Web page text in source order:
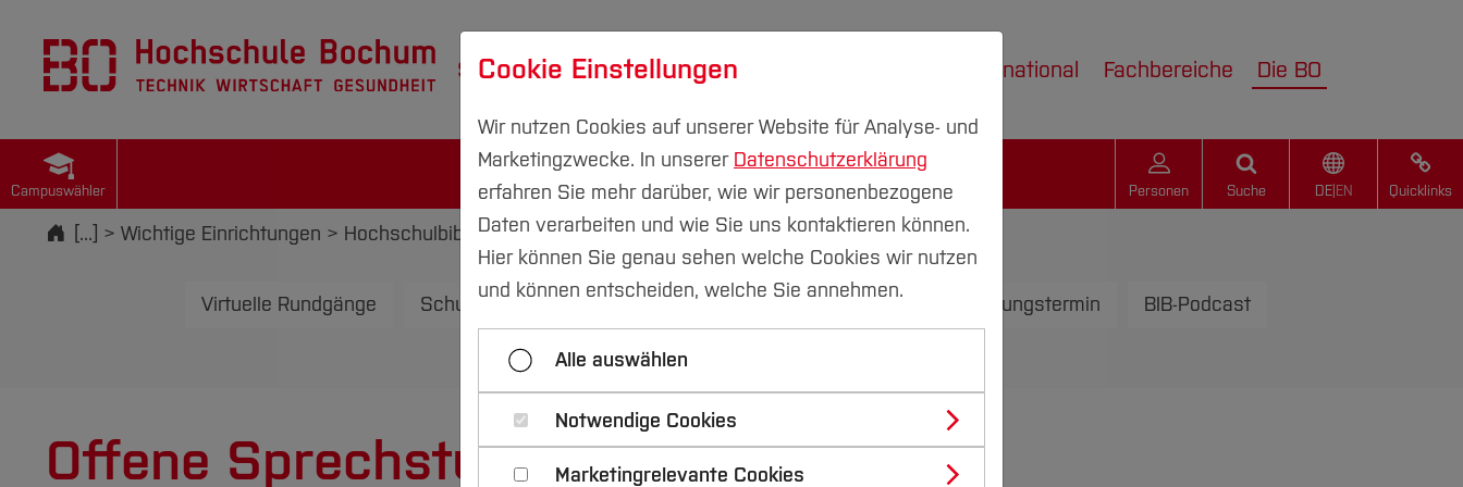
Studium Forschung & Transfer International Fachbereiche Die BO
Campuswähler Personen Suche DE| EN Quicklinks
Startseite
[...] Wichtige Einrichtungen Hochschulbibliothek Schulung & Beratung Offene Sprechstunde
Virtuelle Rundgänge Schulungen Moodlekurse Offene Sprechstunde Beratungstermin BIB-Podcast
Offene Sprechstunde
Cookie Einstellungen
Wir nutzen Cookies auf unserer Website für Analyse- und
Marketingzwecke. In unserer Datenschutzerklärung
erfahren Sie mehr darüber, wie wir personenbezogene
Daten verarbeiten und wie Sie uns kontaktieren können.
Hier können Sie genau sehen welche Cookies wir nutzen
und können entscheiden, welche Sie annehmen.
Alle auswählen
Notwendige Cookies
Marketingrelevante Cookies